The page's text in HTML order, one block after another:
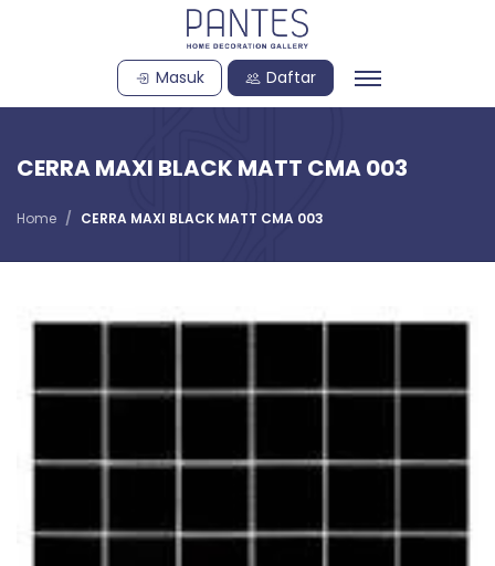
Masuk Daftar
CERRA MAXI BLACK MATT CMA 003
Home CERRA MAXI BLACK MATT CMA 003